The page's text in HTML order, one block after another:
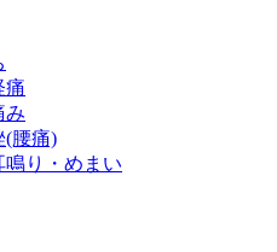
痛
み
(腰痛)
り・めまい